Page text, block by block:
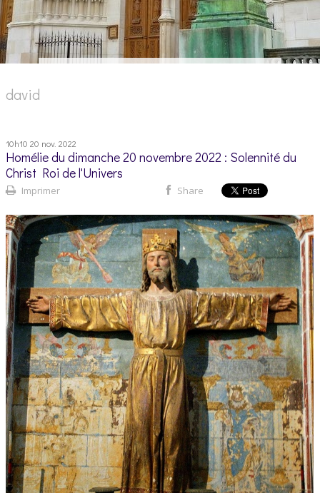
david
10h10 20 nov. 2022
Homélie du dimanche 20 novembre 2022 : Solennité du
Christ Roi de l'Univers
Imprimer Share